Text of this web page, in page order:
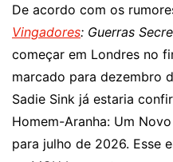
De acordo com os
Vingadores: Guerras
começar em Londres no
marcado para dezembro
Sadie Sink já estaria
Homem-Aranha: Um
para julho de 2026. Esse